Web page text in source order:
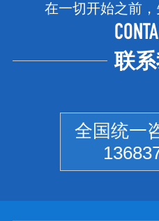
在一切开始之前
联
全国统一